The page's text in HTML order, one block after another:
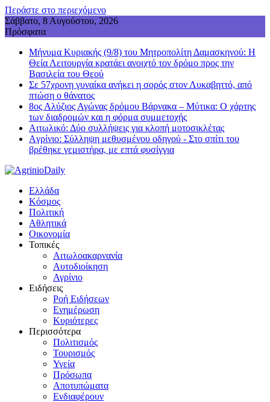
Περάστε στο περιεχόμενο
Σάββατο, 8 Αυγούστου, 2026
Πρόσφατα
Μήνυμα Κυριακής (9/8) του Μητροπολίτη Δαμασκηνού: Η
Θεία Λειτουργία κρατάει ανοιχτό τον δρόμο προς την
Βασιλεία του Θεού
Σε 57χρονη γυναίκα ανήκει η σορός στον Λυκαβηττό, από
πτώση ο θάνατος
8ος Αλύζιος Αγώνας δρόμου Βάρνακα – Μύτικα: Ο χάρτης
των διαδρομών και η φόρμα συμμετοχής
Aιτωλικό: Δύο συλλήψεις για κλοπή μοτοσικλέτας
Aγρίνιο: Σύλληψη μεθυσμένου οδηγού - Στο σπίτι του
βρέθηκε γεμιστήρα, με επτά φυσίγγια
Ελλάδα
Κόσμος
Πολιτική
Αθλητικά
Οικονομία
Τοπικές
Αιτωλοακαρνανία
Αυτοδιοίκηση
Αγρίνιο
Ειδήσεις
Ροή Ειδήσεων
Ενημέρωση
Κυριότερες
Περισσότερα
Πολιτισμός
Τουρισμός
Υγεία
Πρόσωπα
Αποτυπώματα
Ενδιαφέρουν